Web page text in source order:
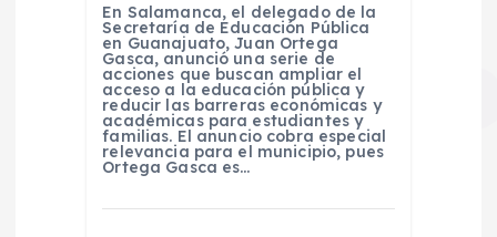
En Salamanca, el delegado de la
Secretaría de Educación Pública
en Guanajuato, Juan Ortega
Gasca, anunció una serie de
acciones que buscan ampliar el
acceso a la educación pública y
reducir las barreras económicas y
académicas para estudiantes y
familias. El anuncio cobra especial
relevancia para el municipio, pues
Ortega Gasca es…